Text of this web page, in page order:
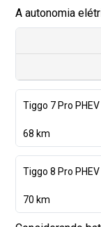
A autonomia
Tiggo 7 Pro PHEV
68 km
Tiggo 8 Pro PHEV
70 km